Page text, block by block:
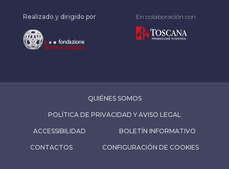
Realizado y dirigido por En colaboración con
QUIÉNES SOMOS
POLÍTICA DE PRIVACIDAD Y AVISO LEGAL
ACCESSIBILIDAD BOLETÍN INFORMATIVO
CONTACTOS CONFIGURACIÓN DE COOKIES